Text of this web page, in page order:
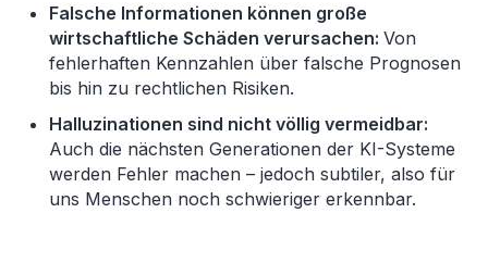
Falsche Informationen können große
wirtschaftliche Schäden verursachen: Von
fehlerhaften Kennzahlen über falsche Prognosen
bis hin zu rechtlichen Risiken.
Halluzinationen sind nicht völlig vermeidbar:
Auch die nächsten Generationen der KI-Systeme
werden Fehler machen – jedoch subtiler, also für
uns Menschen noch schwieriger erkennbar.